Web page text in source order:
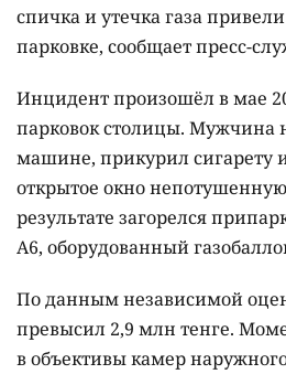
спичка и утечка газа
парковке, сообщает пресс-
Инцидент произошёл в мае
парковок столицы. Мужчина
машине, прикурил сигарету
открытое окно
результате загорелся
A6, оборудованный
По данным независимой
превысил 2,9 млн тенге.
в объективы камер